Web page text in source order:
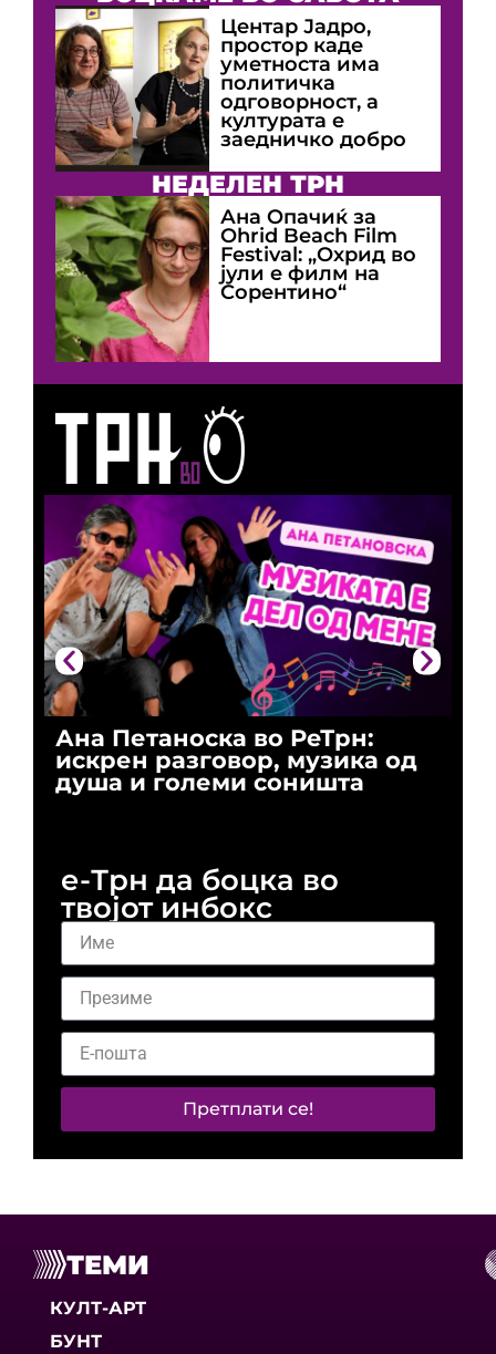
Ана Петаноска во РеТрн:
искрен разговор, музика од
душа и големи соништа
Центар Јадро,
простор каде
уметноста има
политичка
одговорност, а
културата е
заедничко добро
НЕДЕЛЕН ТРН
Ана Опачиќ за
Оhrid Beach Film
Festival: „Охрид во
јули е филм на
Сорентино“
е-Трн да боцка во
твојот инбокс
Претплати се!
ТЕМИ
КУЛТ-АРТ
БУНТ